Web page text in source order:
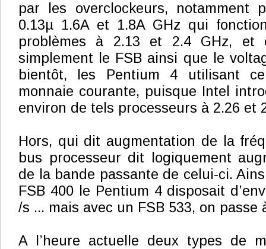
par les overclockeurs, notamment
0.13µ 1.6A et 1.8A GHz qui
problèmes à 2.13 et 2.4 GHz, et
simplement le FSB ainsi que le
bientôt, les Pentium 4 utilisant ce
monnaie courante, puisque Intel
environ de tels processeurs à 2.26 et
Hors, qui dit augmentation de la
bus processeur dit logiquement
de la bande passante de celui-ci.
FSB 400 le Pentium 4 disposait
/s ... mais avec un FSB 533, on passe
A l’heure actuelle deux types de